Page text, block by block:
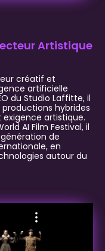
Artistique
créatif et
artificielle
du Studio Laffitte, il
hybrides
artistique.
AI Film Festival, il
de
en
autour du